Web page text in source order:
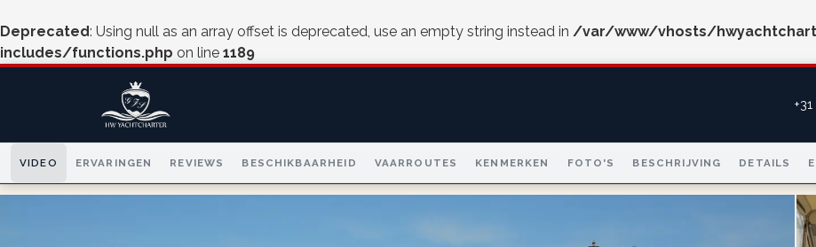
Deprecated: Using null as an array offset is deprecated, use an empty string instead in /var/www/vhosts/
includes/functions.php on line 1189
VIDEO ERVARINGEN REVIEWS BESCHIKBAARHEID VAARROUTES KENMERKEN FOTO'S BESCHRIJVING DETAILS